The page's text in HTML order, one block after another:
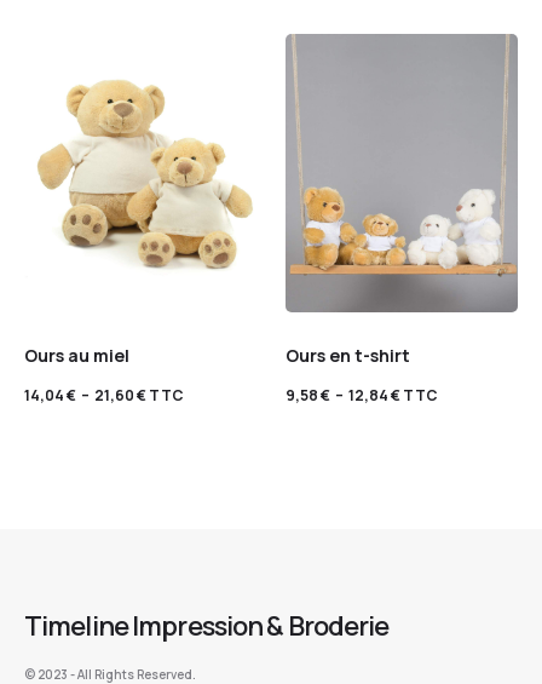
Ours au miel
14,04€ – 21,60€TTC
Ours en t-shirt
9,58€ – 12,84€TTC
Timeline Impression & Broderie
©️ 2023 - All Rights Reserved.